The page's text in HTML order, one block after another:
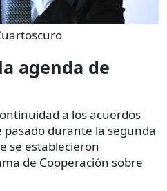
agenda de
a los acuerdos
durante la segunda
se establecieron
de Cooperación sobre